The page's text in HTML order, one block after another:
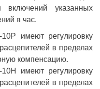
включений указанных
в час.
имеют регулировку
в пределах
компенсацию.
имеют регулировку
в пределах